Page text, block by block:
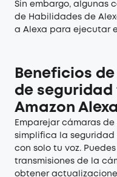
Sin embargo, algunas
de Habilidades de
a Alexa para ejecutar
Beneficios
de seguridad
Amazon Alexa
Emparejar cámaras
simplifica la
con solo tu voz.
transmisiones de la
obtener